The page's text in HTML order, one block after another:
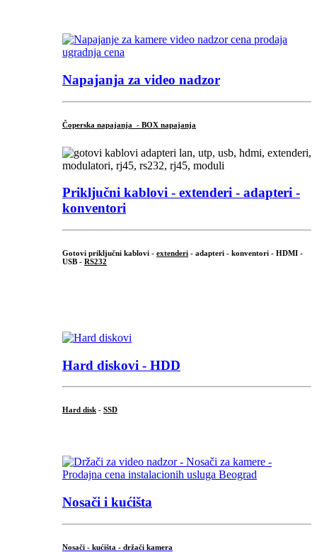
Napajanja za video nadzor
Čoperska napajanja - BOX napajanja
Priključni kablovi - extenderi - adapteri -
konventori
Gotovi priključni kablovi - extenderi - adapteri - konventori - HDMI -
USB - RS232
Hard diskovi - HDD
Hard disk - SSD
Nosači i kućišta
Nosači - kućišta - držači kamera